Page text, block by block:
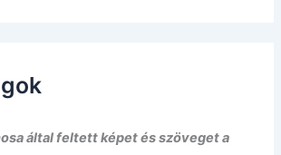
által feltett képet és szöveget a